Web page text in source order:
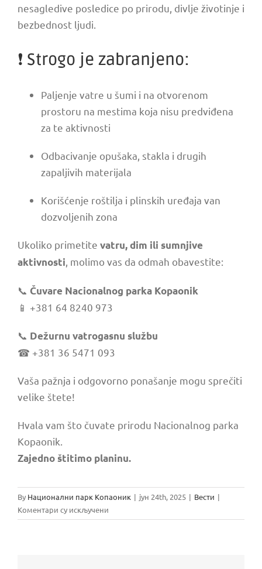
nesagledive posledice po prirodu, divlje životinje i
bezbednost ljudi.
❗ Strogo je zabranjeno:
Paljenje vatre u šumi i na otvorenom
prostoru na mestima koja nisu predviđena
za te aktivnosti
Odbacivanje opušaka, stakla i drugih
zapaljivih materijala
Korišćenje roštilja i plinskih uređaja van
dozvoljenih zona
Ukoliko primetite vatru, dim ili sumnjive
aktivnosti , molimo vas da odmah obavestite:
📞 Čuvare Nacionalnog parka Kopaonik
📱 +381 64 8240 973
📞 Dežurnu vatrogasnu službu
☎ +381 36 5471 093
Vaša pažnja i odgovorno ponašanje mogu sprečiti
velike štete!
Hvala vam što čuvate prirodu Nacionalnog parka
Kopaonik.
Zajedno štitimo planinu.
By Национални парк Копаоник | јун 24th, 2025 | Вести |
Коментари су искључени
🔥